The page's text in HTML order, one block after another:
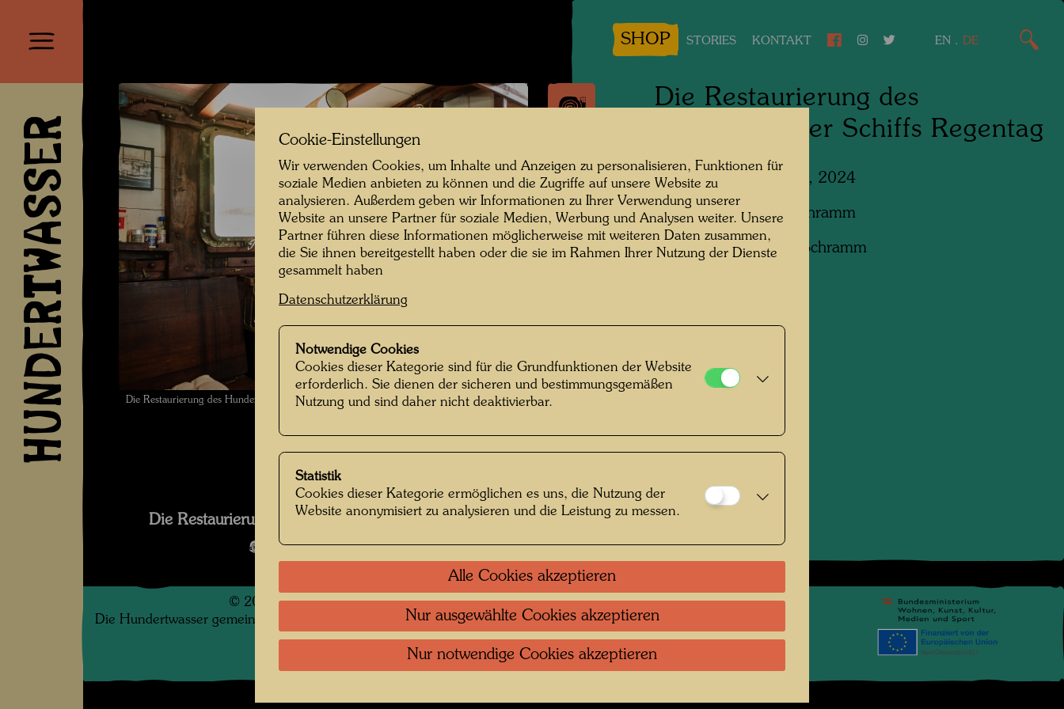
HUNDERTWASSER
SHOP STORIES KONTAKT EN . DE
Die Restaurierung des Hundertwasser Schiffs Regentag , Fotograf: Bernhard Schramm ©
Die Restaurierung des Schiffs Regentag 2019-2024
Bildergalerie öffnen
Die Restaurierung des
Hundertwasser Schiffs Regentag
Tulln, Niederösterreich, 2024
Fotograf:Bernhard Schramm
Copyright:Bernhard Schramm
© 2026
Die Hundertwasser gemeinnützige Privatstiftung Wien
Kontakt . Datenschutz . Copyright . Impressum .
Nutzungsbedingungen
Cookie-Einstellungen
Wir verwenden Cookies, um Inhalte und Anzeigen zu personalisieren, Funktionen für
soziale Medien anbieten zu können und die Zugriffe auf unsere Website zu
analysieren. Außerdem geben wir Informationen zu Ihrer Verwendung unserer
Website an unsere Partner für soziale Medien, Werbung und Analysen weiter. Unsere
Partner führen diese Informationen möglicherweise mit weiteren Daten zusammen,
die Sie ihnen bereitgestellt haben oder die sie im Rahmen Ihrer Nutzung der Dienste
gesammelt haben
Datenschutzerklärung
Notwendige Cookies
Cookies dieser Kategorie sind für die Grundfunktionen der Website
erforderlich. Sie dienen der sicheren und bestimmungsgemäßen
Nutzung und sind daher nicht deaktivierbar.
Statistik
Cookies dieser Kategorie ermöglichen es uns, die Nutzung der
Website anonymisiert zu analysieren und die Leistung zu messen.
Alle Cookies akzeptieren
Nur ausgewählte Cookies akzeptieren
Nur notwendige Cookies akzeptieren